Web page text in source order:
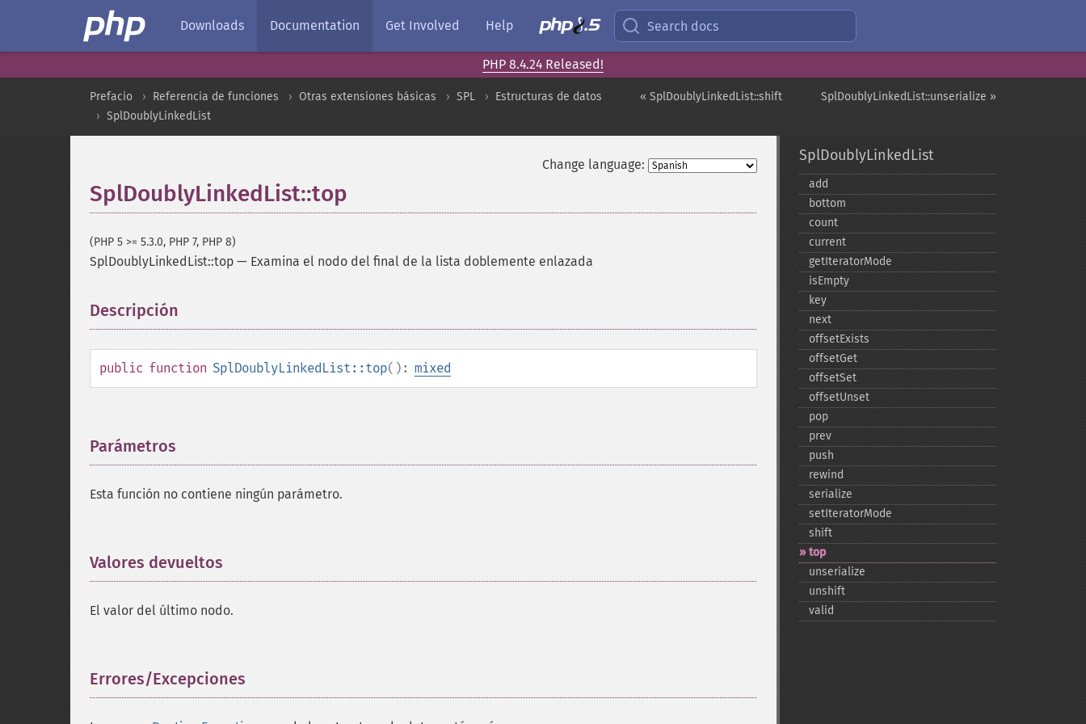
Downloads Documentation Get Involved Help Search docs
PHP 8.4.24 Released!
SplDoublyLinkedList::unserialize »
« SplDoublyLinkedList::shift
Prefacio Referencia de funciones Otras extensiones básicas SPL
Estructuras de datos
SplDoublyLinkedList
Change language:
SplDoublyLinkedList::top
(PHP 5 >= 5.3.0, PHP 7, PHP 8)
SplDoublyLinkedList::top — Examina el nodo del final de la lista doblemente enlazada
Descripción
public function SplDoublyLinkedList::top(): mixed
Parámetros
Esta función no contiene ningún parámetro.
Valores devueltos
El valor del último nodo.
Errores/Excepciones
SplDoublyLinkedList
add
bottom
count
current
getIteratorMode
isEmpty
key
next
offsetExists
offsetGet
offsetSet
offsetUnset
pop
prev
push
rewind
serialize
setIteratorMode
shift
top
unserialize
unshift
valid